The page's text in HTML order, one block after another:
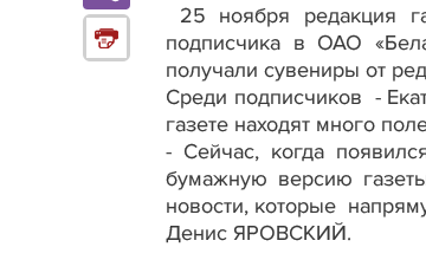
25 ноября редакция
подписчика в ОАО
получали сувениры от
Среди подписчиков -
газете находят много
- Сейчас, когда
бумажную версию
новости, которые
Денис ЯРОВСКИЙ.